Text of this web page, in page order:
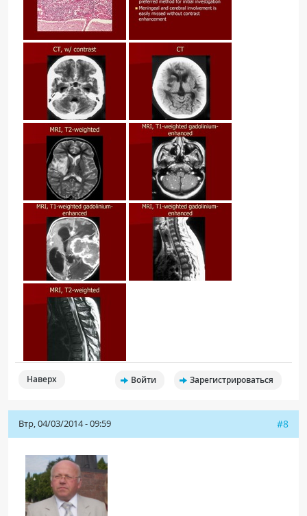
Наверх Войти Зарегистрироваться
Втр, 04/03/2014 - 09:59 #8